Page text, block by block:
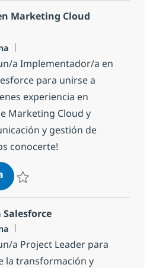
Marketing Cloud
a Implementador/a en
para unirse a
experiencia en
Marketing Cloud y
y gestión de
conocerte!
Implementador/a en
a Project Leader para
la transformación y